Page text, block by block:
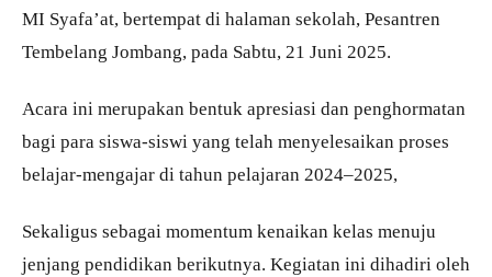
MI Syafa’at, bertempat di halaman sekolah, Pesantren
Tembelang Jombang, pada Sabtu, 21 Juni 2025.
Acara ini merupakan bentuk apresiasi dan penghormatan
bagi para siswa-siswi yang telah menyelesaikan proses
belajar-mengajar di tahun pelajaran 2024–2025,
Sekaligus sebagai momentum kenaikan kelas menuju
jenjang pendidikan berikutnya. Kegiatan ini dihadiri oleh